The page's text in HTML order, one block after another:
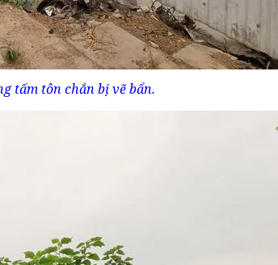
tấm tôn chắn bị vẽ bẩn.